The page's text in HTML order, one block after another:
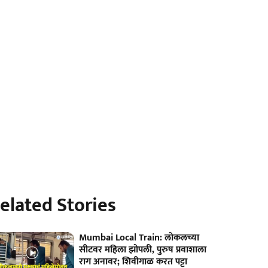
Stories
Mumbai Local Train: लोकलच्या
सीटवर महिला झोपली, पुरुष प्रवाशाला
राग अनावर; शिवीगाळ करत पट्टा